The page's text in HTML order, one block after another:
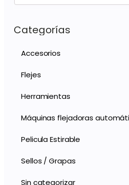
for:
Categorías
Accesorios
Flejes
Herramientas
Máquinas flejadoras
Pelicula Estirable
Sellos / Grapas
Sin categorizar